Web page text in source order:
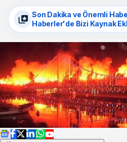
Son Dakika ve Önemli
Haberler'de Bizi Kaynak